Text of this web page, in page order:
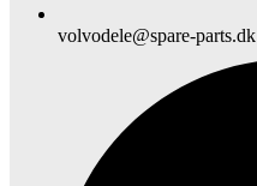
volvodele@spare-parts.dk